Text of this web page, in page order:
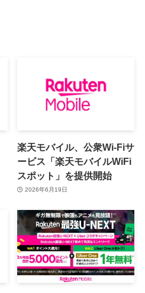
楽天モバイル、公衆Wi-Fiサ
ービス「楽天モバイルWiFi
スポット」を提供開始
2026年6月19日